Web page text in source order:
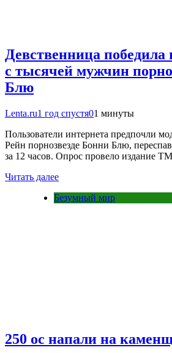
Девственница
с тысячей мужчин
Блю
Lenta.ru1 год спустя01 минуты
Пользователи интернета предпочли
Рейн порнозвезде Бонни Блю,
за 12 часов. Опрос провело издание
Читать далее
Безумный мир
250 ос напали на